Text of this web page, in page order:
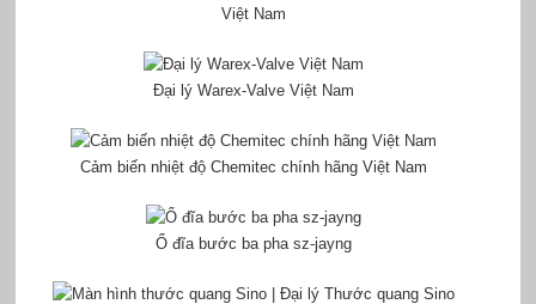
Việt Nam
Đại lý Warex-Valve Việt Nam
Cảm biến nhiệt độ Chemitec chính hãng Việt Nam
Ổ đĩa bước ba pha sz-jayng